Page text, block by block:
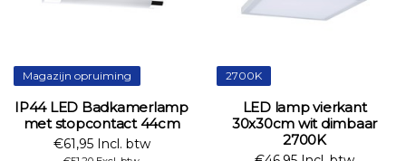
Magazijn opruiming
IP44 LED Badkamerlamp
met stopcontact 44cm
€61,95 Incl. btw
2700K
LED lamp vierkant
30x30cm wit dimbaar
2700K